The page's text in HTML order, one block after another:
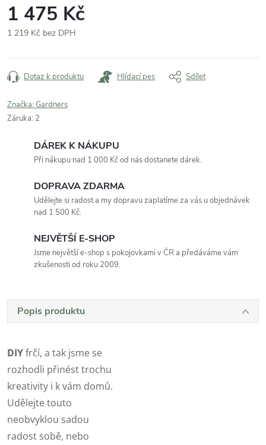
1 475 Kč
1 219 Kč bez DPH
cena:
Dotaz k produktu Hlídací pes Sdílet
Značka: Gardners
Záruka: 2
DÁREK K NÁKUPU
Při nákupu nad 1 000 Kč od nás dostanete dárek.
DOPRAVA ZDARMA
Udělejte si radost a my dopravu zaplatíme za vás u objednávek
nad 1 500 Kč.
NEJVĚTŠÍ E-SHOP
Jsme největší e-shop s pokojovkami v ČR a předáváme vám
zkušenosti od roku 2009.
Popis produktu
DIYfrčí, a tak jsme se
rozhodli přinést trochu
kreativity i k vám domů.
Udělejte touto
neobvyklou sadou
radost sobě, nebo